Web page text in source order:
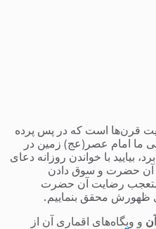
قرن‌ها است که در پس پرده
ما امام عصر(عج) زمین در
بیایید با خواندن روزانه دعای
آن حضرت و سوق دادن
رضایت آن حضرت
ظهورش محقق بنماییم.
و وبگاه‌های اقماری آن از